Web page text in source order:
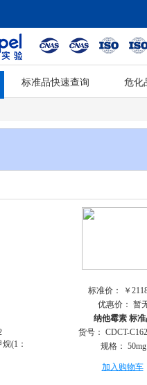
标准品快速查询 危化
(1：
标准价：
￥
优惠价： 暂
纳他霉素 标准
货号： CDCT-
规格： 50mg
加入购物车